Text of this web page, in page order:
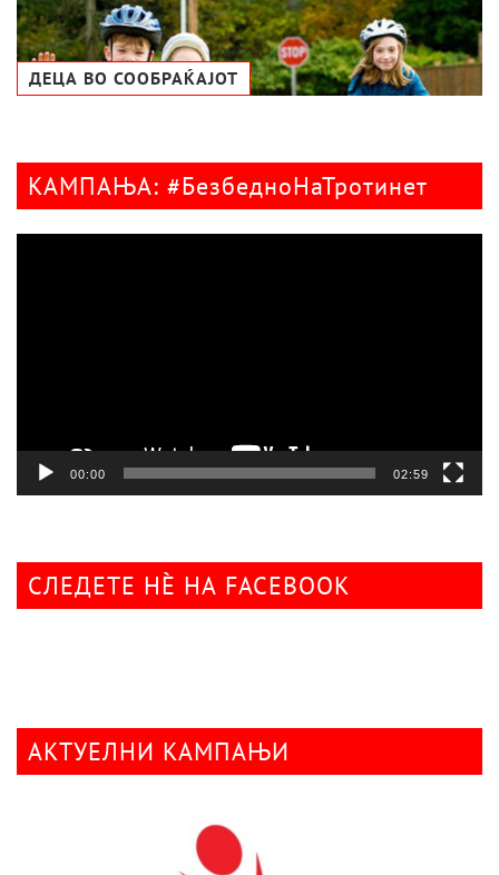
ДЕЦА ВО СООБРАЌАЈОТ
КАМПАЊА: #БезбедноНаТротинет
00:00 02:59
СЛЕДЕТЕ НÈ НА FACEBOOK
АКТУЕЛНИ КАМПАЊИ